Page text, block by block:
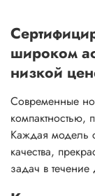
широком
низкой
Современные
компактностью,
Каждая модель
качества,
задач в